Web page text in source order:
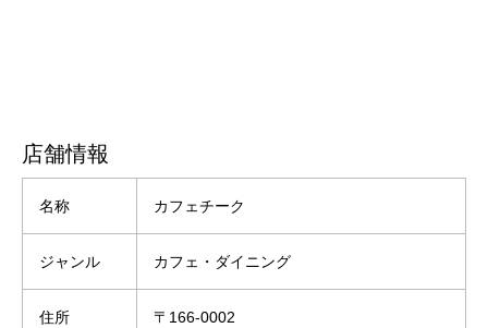
店舗情報
名称 カフェチーク
ジャンル カフェ・ダイニング
住所
〒166-0002